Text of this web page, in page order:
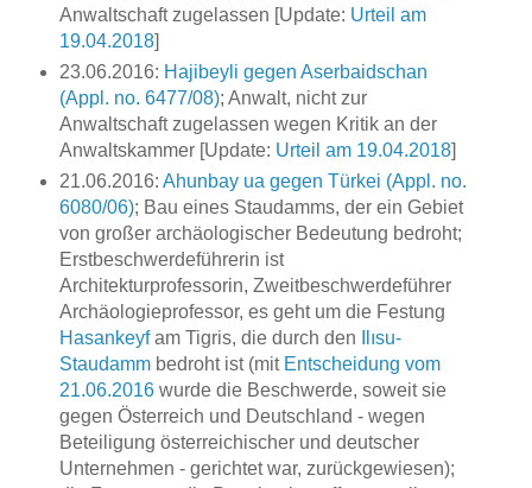
Anwaltschaft zugelassen [Update: Urteil am
19.04.2018]
23.06.2016: Hajibeyli gegen Aserbaidschan
(Appl. no. 6477/08); Anwalt, nicht zur
Anwaltschaft zugelassen wegen Kritik an der
Anwaltskammer [Update: Urteil am 19.04.2018]
21.06.2016: Ahunbay ua gegen Türkei (Appl. no.
6080/06); Bau eines Staudamms, der ein Gebiet
von großer archäologischer Bedeutung bedroht;
Erstbeschwerdeführerin ist
Architekturprofessorin, Zweitbeschwerdeführer
Archäologieprofessor, es geht um die Festung
Hasankeyfam Tigris, die durch den
Ilısu-
Staudammbedroht ist (mit Entscheidung vom
21.06.2016wurde die Beschwerde, soweit sie
gegen Österreich und Deutschland - wegen
Beteiligung österreichischer und deutscher
Unternehmen - gerichtet war, zurückgewiesen);